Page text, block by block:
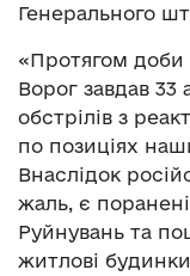
Генерального
«Протягом доби
Ворог завдав 33
обстрілів з
по позиціях
Внаслідок
жаль, є
Руйнувань та
житлові